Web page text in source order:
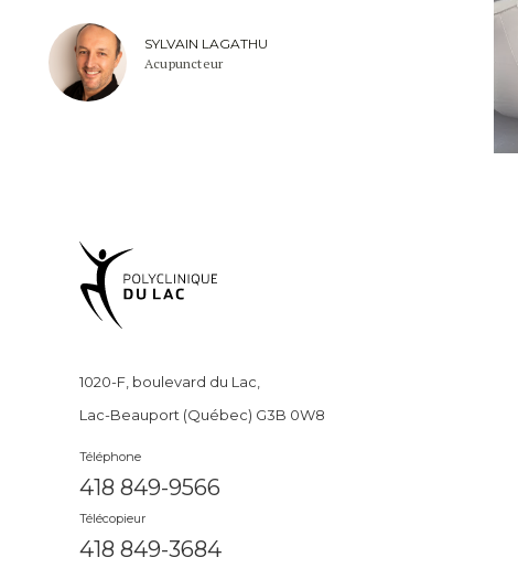
SYLVAIN LAGATHU
Acupuncteur
1020-F, boulevard du Lac,
Lac-Beauport (Québec) G3B 0W8
Téléphone
418 849-9566
Télécopieur
418 849-3684